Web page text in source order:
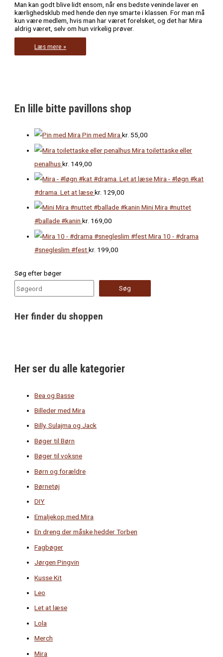
Man kan godt blive lidt ensom, når ens bedste veninde laver en
kærlighedsklub med hende den nye smarte i klassen. For man må
kun være medlem, hvis man har været forelsket, og det har Mira
aldrig været, selv om hun virkelig prøver.
Mira
1
#venner
Læs mere »
En lille bitte pavillons shop
Pin med Mira kr. 55,00
Mira toilettaske eller
penalhuskr. 149,00
Mira - #løgn #kat
#drama. Let at læsekr. 129,00
Mini Mira #nuttet
#ballade #kanin kr. 169,00
Mira 10 - #drama
#snegleslim #festkr. 199,00
Søg efter bøger
Søg
Her finder du shoppen
Her ser du alle kategorier
Bea og Basse
Billeder med Mira
Billy, Sulajma og Jack
Bøger til Børn
Bøger til voksne
Børn og forældre
Børnetøj
DIY
Emaljekop med Mira
En dreng der måske hedder Torben
Fagbøger
Jørgen Pingvin
Kusse Kit
Leo
Let at læse
Lola
Merch
Mira